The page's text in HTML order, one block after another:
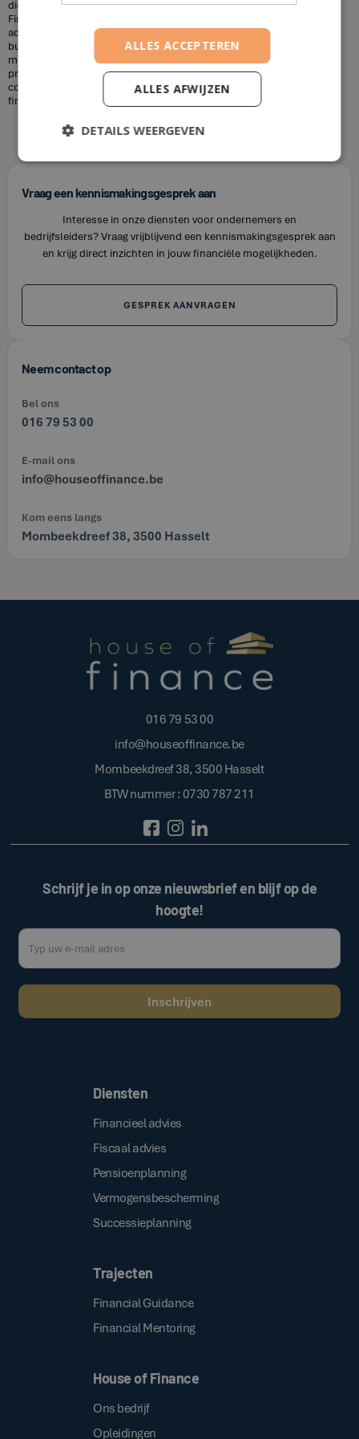
diensten die u nodig heeft en uw financiële situatie. Bij House of
Finance bieden wij betaalbare tarieven voor onze financiële
adviesdiensten, zodat u uw financiën kunt optimaliseren zonder uw
budget te overschrijden. Kortom, laat u niet misleiden door de
misvattingen over financieel adviseurs. Als u op zoek bent naar
professioneel en betrouwbaar financieel advies in Ellikom, neem dan
contact op met House of Finance. Wij staan klaar om u te helpen uw
financiële doelen te bereiken.
Vraag een kennismakingsgesprek aan
Interesse in onze diensten voor ondernemers en
bedrijfsleiders? Vraag vrijblijvend een kennismakingsgesprek aan
en krijg direct inzichten in jouw financiële mogelijkheden.
GESPREK AANVRAGEN
Neem contact op
Bel ons
016 79 53 00
E-mail ons
info@houseoffinance.be
Kom eens langs
Mombeekdreef 38, 3500 Hasselt
016 79 53 00
info@houseoffinance.be
Mombeekdreef 38, 3500 Hasselt
BTW nummer : 0730 787 211
Schrijf je in op onze nieuwsbrief en blijf op de
hoogte!
Diensten
Financieel advies
Fiscaal advies
Pensioenplanning
Vermogensbescherming
Successieplanning
Trajecten
Financial Guidance
Financial Mentoring
House of Finance
Ons bedrijf
Opleidingen
ALLES ACCEPTEREN
ALLES AFWIJZEN
DETAILS WEERGEVEN